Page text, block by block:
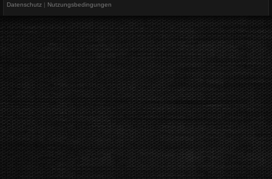
Datenschutz | Nutzungsbedingungen